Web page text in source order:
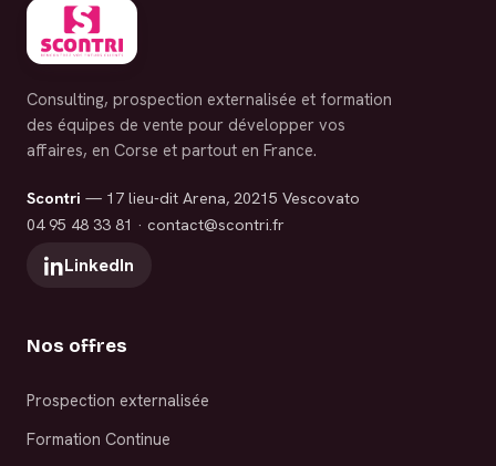
Consulting, prospection externalisée et formation
des équipes de vente pour développer vos
affaires, en Corse et partout en France.
Scontri — 17 lieu-dit Arena, 20215 Vescovato
04 95 48 33 81 · contact@scontri.fr
LinkedIn
Nos offres
Prospection externalisée
Formation Continue